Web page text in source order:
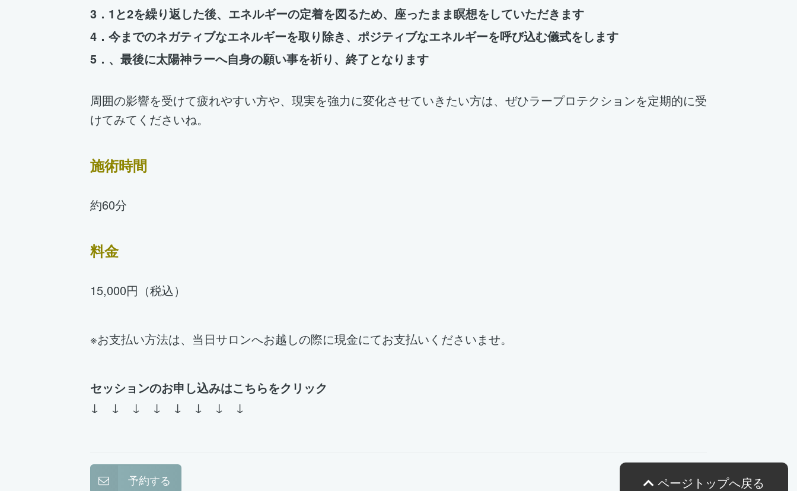
3．1と2を繰り返した後、エネルギーの定着を図るため、座ったまま瞑想をしていただきます
4．今までのネガティブなエネルギーを取り除き、ポジティブなエネルギーを呼び込む儀式をします
5．、最後に太陽神ラーへ自身の願い事を祈り、終了となります
周囲の影響を受けて疲れやすい方や、現実を強力に変化させていきたい方は、ぜひラープロテクションを定期的に受
けてみてくださいね。
施術時間
約60分
料金
15,000円（税込）
※お支払い方法は、当日サロンへお越しの際に現金にてお支払いくださいませ。
セッションのお申し込みはこちらをクリック
↓ ↓ ↓ ↓ ↓ ↓ ↓ ↓
予約する ページトップへ戻る